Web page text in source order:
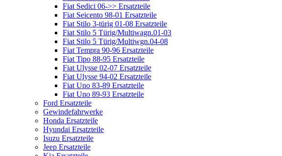
Fiat Sedici 06->> Ersatzteile
Fiat Seicento 98-01 Ersatzteile
Fiat Stilo 3-türig 01-08 Ersatzteile
Fiat Stilo 5 Türig/Multiwagn.01-03
Fiat Stilo 5 Türig/Multiwgn.04-08
Fiat Tempra 90-96 Ersatzteile
Fiat Tipo 88-95 Ersatzteile
Fiat Ulysse 02-07 Ersatzteile
Fiat Ulysse 94-02 Ersatzteile
Fiat Uno 83-89 Ersatzteile
Fiat Uno 89-93 Ersatzteile
Ford Ersatzteile
Gewindefahrwerke
Honda Ersatzteile
Hyundai Ersatzteile
Isuzu Ersatzteile
Jeep Ersatzteile